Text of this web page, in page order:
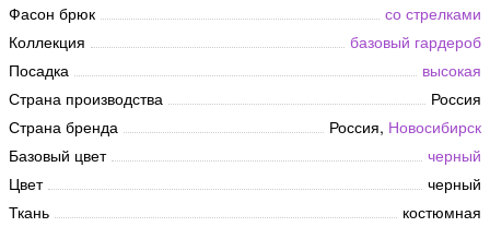
Фасон брюк
со стрелками
Коллекция
базовый гардероб
Посадка
высокая
Страна производства
Россия
Страна бренда
Россия, Новосибирск
Базовый цвет
черный
Цвет
черный
Ткань
костюмная